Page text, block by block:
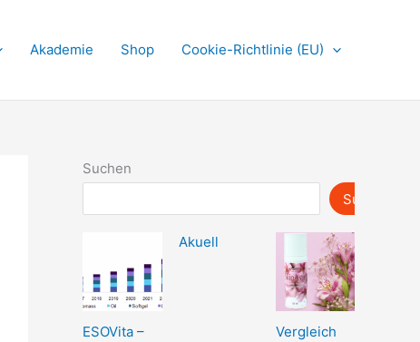
Akademie Shop Cookie-Richtlinie (EU)
Suchen
Suchen
ESOVita –
Akuell
Vergleich